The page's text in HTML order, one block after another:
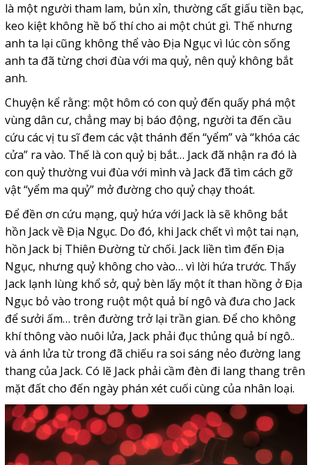
là một người tham lam, bủn xỉn, thường cất giấu tiền bạc,
keo kiệt không hề bố thí cho ai một chút gì. Thế nhưng
anh ta lại cũng không thể vào Địa Ngục vì lúc còn sống
anh ta đã từng chơi đùa với ma quỷ, nên quỷ không bắt
anh.
Chuyện kể rằng: một hôm có con quỷ đến quấy phá một
vùng dân cư, chẳng may bị báo động, người ta đến cầu
cứu các vị tu sĩ đem các vật thánh đến “yểm” và “khóa các
cửa” ra vào. Thế là con quỷ bị bắt… Jack đã nhận ra đó là
con quỷ thường vui đùa với mình và Jack đã tìm cách gỡ
vật “yểm ma quỷ” mở đường cho quỷ chạy thoát.
Để đền ơn cứu mạng, quỷ hứa với Jack là sẽ không bắt
hồn Jack về Địa Ngục. Do đó, khi Jack chết vì một tai nạn,
hồn Jack bị Thiên Đường từ chối. Jack liền tìm đến Địa
Ngục, nhưng quỷ không cho vào… vì lời hứa trước. Thấy
Jack lạnh lùng khổ sở, quỷ bèn lấy một ít than hồng ở Địa
Ngục bỏ vào trong ruột một quả bí ngô và đưa cho Jack
để sưởi ấm… trên đường trở lại trần gian. Để cho không
khí thông vào nuôi lửa, Jack phải đục thủng quả bí ngô..
và ánh lửa từ trong đã chiếu ra soi sáng nẻo đường lang
thang của Jack. Có lẽ Jack phải cầm đèn đi lang thang trên
mặt đất cho đến ngày phán xét cuối cùng của nhân loại.